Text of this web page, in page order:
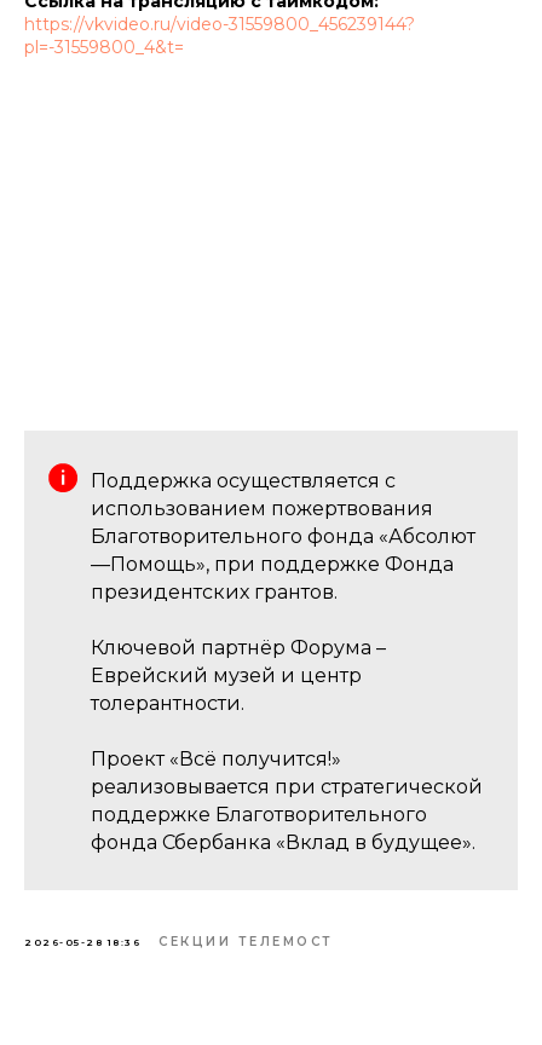
https://vkvideo.ru/video-31559800_456239144?
pl=-31559800_4&t=
Поддержка осуществляется с
использованием пожертвования
Благотворительного фонда «Абсолют
—Помощь», при поддержке Фонда
президентских грантов.
Ключевой партнёр Форума –
Еврейский музей и центр
толерантности.
Проект «Всё получится!»
реализовывается при стратегической
поддержке Благотворительного
фонда Сбербанка «Вклад в будущее».
2026-05-28 18:36 СЕКЦИИ ТЕЛЕМОСТ